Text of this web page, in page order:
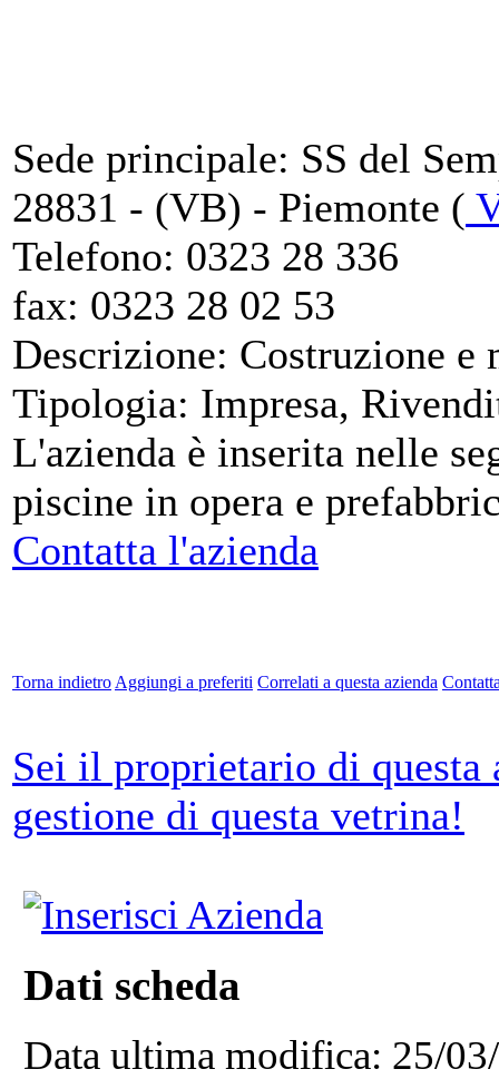
Sede principale: SS del
28831 - (VB) - Piemonte (
Telefono: 0323 28 336
fax: 0323 28 02 53
Descrizione: Costruzione e
Tipologia: Impresa,
L'azienda è inserita nelle
piscine in opera e
Contatta l'azienda
Torna indietro Aggiungi a preferiti Correlati a questa azienda
Sei il proprietario di questa
gestione di questa vetrina!
Dati scheda
Data ultima modifica: 25/